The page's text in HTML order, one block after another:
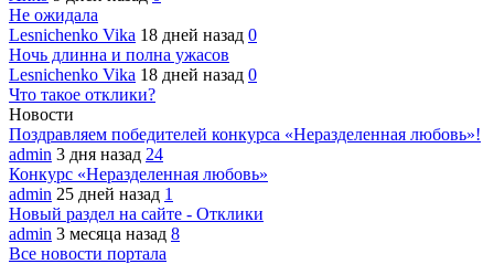
Не ожидала
Lesnichenko Vika 18 дней назад 0
Ночь длинна и полна ужасов
Lesnichenko Vika 18 дней назад 0
Что такое отклики?
Новости
Поздравляем победителей конкурса «Неразделенная любовь»!
admin 3 дня назад 24
Конкурс «Неразделенная любовь»
admin 25 дней назад 1
Новый раздел на сайте - Отклики
admin 3 месяца назад 8
Все новости портала